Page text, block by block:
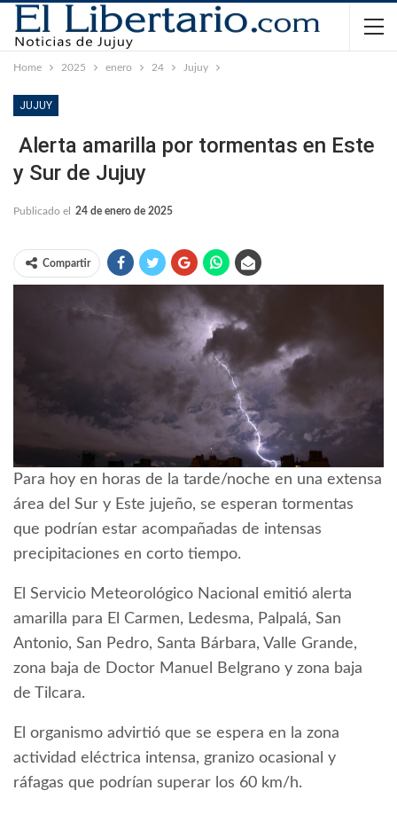
Home 2025 enero 24 Jujuy
JUJUY
Alerta amarilla por tormentas en Este
y Sur de Jujuy
Publicado el 24 de enero de 2025
Compartir
Para hoy en horas de la tarde/noche en una extensa
área del Sur y Este jujeño, se esperan tormentas
que podrían estar acompañadas de intensas
precipitaciones en corto tiempo.
El Servicio Meteorológico Nacional emitió alerta
amarilla para El Carmen, Ledesma, Palpalá, San
Antonio, San Pedro, Santa Bárbara, Valle Grande,
zona baja de Doctor Manuel Belgrano y zona baja
de Tilcara.
El organismo advirtió que se espera en la zona
actividad eléctrica intensa, granizo ocasional y
ráfagas que podrían superar los 60 km/h.